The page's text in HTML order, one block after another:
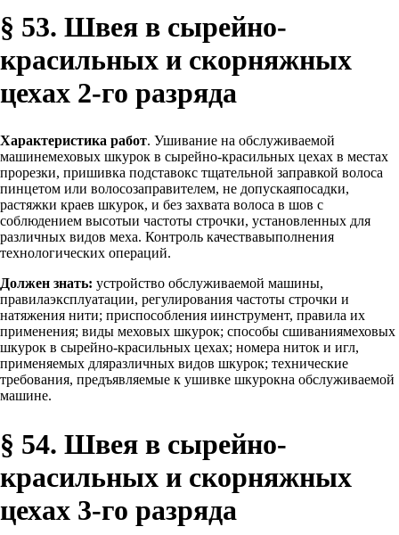
§ 53. Швея в сырейно-
красильных и скорняжных
цехах 2-го разряда
Характеристика работ. Ушивание на обслуживаемой
машинемеховых шкурок в сырейно-красильных цехах в местах
прорезки, пришивка подставокс тщательной заправкой волоса
пинцетом или волосозаправителем, не допускаяпосадки,
растяжки краев шкурок, и без захвата волоса в шов с
соблюдением высотыи частоты строчки, установленных для
различных видов меха. Контроль качествавыполнения
технологических операций.
Должен знать: устройство обслуживаемой машины,
правилаэксплуатации, регулирования частоты строчки и
натяжения нити; приспособления иинструмент, правила их
применения; виды меховых шкурок; способы сшиваниямеховых
шкурок в сырейно-красильных цехах; номера ниток и игл,
применяемых дляразличных видов шкурок; технические
требования, предъявляемые к ушивке шкурокна обслуживаемой
машине.
§ 54. Швея в сырейно-
красильных и скорняжных
цехах 3-го разряда